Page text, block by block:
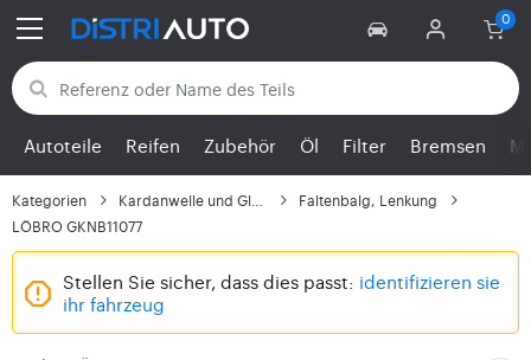
Zurück zu den Kategorien
Autoteile Reifen Zubehör Öl Filter Bremsen
Kategorien
Faltenbalg, Lenkung
LÖBRO GKNB11077
Stellen Sie sicher, dass dies passt: identifizieren sie
ihr fahrzeug